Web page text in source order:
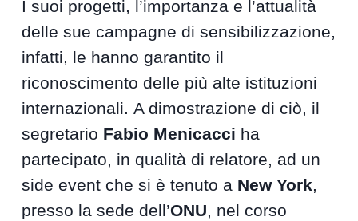
I suoi progetti, l’importanza e l’attualità
delle sue campagne di sensibilizzazione,
infatti, le hanno garantito il
riconoscimento delle più alte istituzioni
internazionali. A dimostrazione di ciò, il
segretario Fabio Menicacci ha
partecipato, in qualità di relatore, ad un
side event che si è tenuto a New York,
presso la sede dell’ONU, nel corso